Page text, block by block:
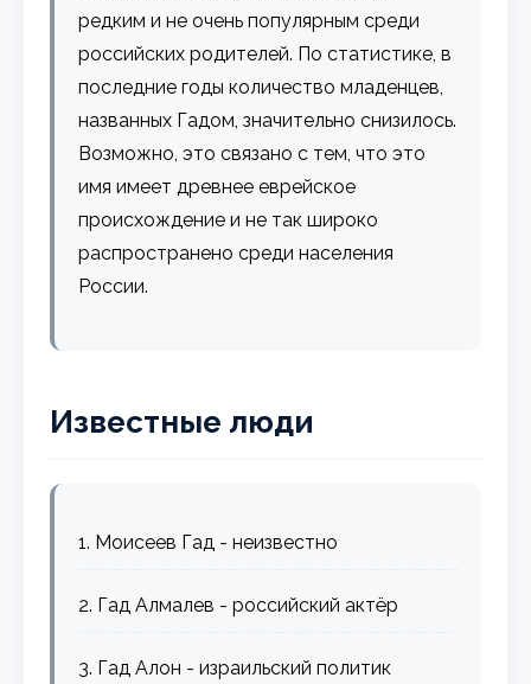
редким и не очень популярным среди
российских родителей. По статистике, в
последние годы количество младенцев,
названных Гадом, значительно снизилось.
Возможно, это связано с тем, что это
имя имеет древнее еврейское
происхождение и не так широко
распространено среди населения
России.
Известные люди
1. Моисеев Гад - неизвестно
2. Гад Алмалев - российский актёр
3. Гад Алон - израильский политик